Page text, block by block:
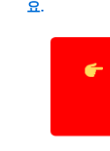
요.